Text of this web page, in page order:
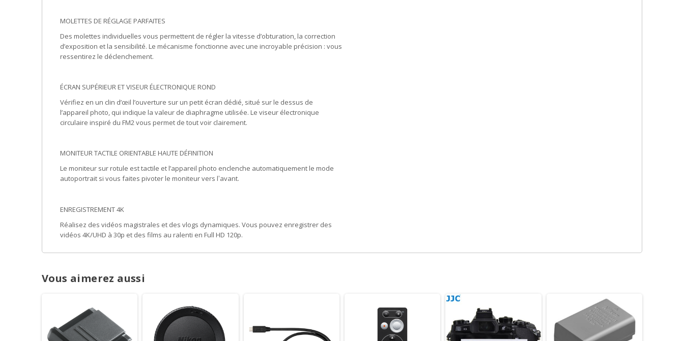
MOLETTES DE RÉGLAGE PARFAITES
Des molettes individuelles vous permettent de régler la vitesse d’obturation, la correction
d’exposition et la sensibilité. Le mécanisme fonctionne avec une incroyable précision : vous
ressentirez le déclenchement.
ÉCRAN SUPÉRIEUR ET VISEUR ÉLECTRONIQUE ROND
Vérifiez en un clin d’œil l’ouverture sur un petit écran dédié, situé sur le dessus de
l’appareil photo, qui indique la valeur de diaphragme utilisée. Le viseur électronique
circulaire inspiré du FM2 vous permet de tout voir clairement.
MONITEUR TACTILE ORIENTABLE HAUTE DÉFINITION
Le moniteur sur rotule est tactile et l’appareil photo enclenche automatiquement le mode
autoportrait si vous faites pivoter le moniteur vers lʼavant.
ENREGISTREMENT 4K
Réalisez des vidéos magistrales et des vlogs dynamiques. Vous pouvez enregistrer des
vidéos 4K/UHD à 30p et des films au ralenti en Full HD 120p.
Vous aimerez aussi